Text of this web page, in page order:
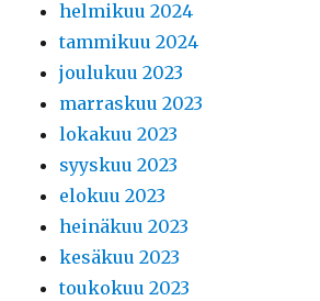
helmikuu 2024
tammikuu 2024
joulukuu 2023
marraskuu 2023
lokakuu 2023
syyskuu 2023
elokuu 2023
heinäkuu 2023
kesäkuu 2023
toukokuu 2023